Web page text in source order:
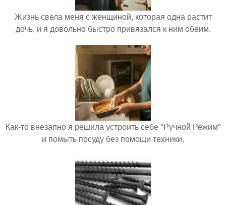
Жизнь свела меня с женщиной, которая одна растит
дочь, и я довольно быстро привязался к ним обеим.
Как-то внезапно я решила устроить себе "Ручной Режим"
и помыть посуду без помощи техники.